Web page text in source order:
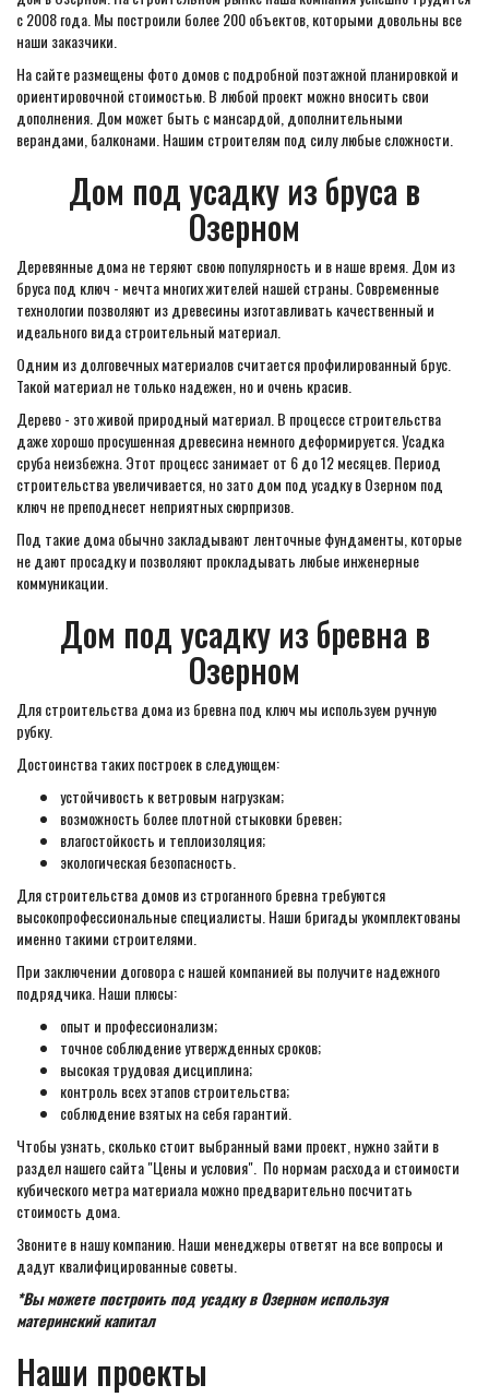
с 2008 года. Мы построили более 200 объектов, которыми довольны все
наши заказчики.
На сайте размещены фото домов с подробной поэтажной планировкой и
ориентировочной стоимостью. В любой проект можно вносить свои
дополнения. Дом может быть с мансардой, дополнительными
верандами, балконами. Нашим строителям под силу любые сложности.
Дом под усадку из бруса в
Озерном
Деревянные дома не теряют свою популярность и в наше время. Дом из
бруса под ключ - мечта многих жителей нашей страны. Современные
технологии позволяют из древесины изготавливать качественный и
идеального вида строительный материал.
Одним из долговечных материалов считается профилированный брус.
Такой материал не только надежен, но и очень красив.
Дерево - это живой природный материал. В процессе строительства
даже хорошо просушенная древесина немного деформируется. Усадка
сруба неизбежна. Этот процесс занимает от 6 до 12 месяцев. Период
строительства увеличивается, но зато дом под усадку в Озерном под
ключ не преподнесет неприятных сюрпризов.
Под такие дома обычно закладывают ленточные фундаменты, которые
не дают просадку и позволяют прокладывать любые инженерные
коммуникации.
Дом под усадку из бревна в
Озерном
Для строительства дома из бревна под ключ мы используем ручную
рубку.
Достоинства таких построек в следующем:
устойчивость к ветровым нагрузкам;
возможность более плотной стыковки бревен;
влагостойкость и теплоизоляция;
экологическая безопасность.
Для строительства домов из строганного бревна требуются
высокопрофессиональные специалисты. Наши бригады укомплектованы
именно такими строителями.
При заключении договора с нашей компанией вы получите надежного
подрядчика. Наши плюсы:
опыт и профессионализм;
точное соблюдение утвержденных сроков;
высокая трудовая дисциплина;
контроль всех этапов строительства;
соблюдение взятых на себя гарантий.
Чтобы узнать, сколько стоит выбранный вами проект, нужно зайти в
раздел нашего сайта "Цены и условия". По нормам расхода и стоимости
кубического метра материала можно предварительно посчитать
стоимость дома.
Звоните в нашу компанию. Наши менеджеры ответят на все вопросы и
дадут квалифицированные советы.
*Вы можете построить под усадку в Озерном используя
материнский капитал
Наши проекты